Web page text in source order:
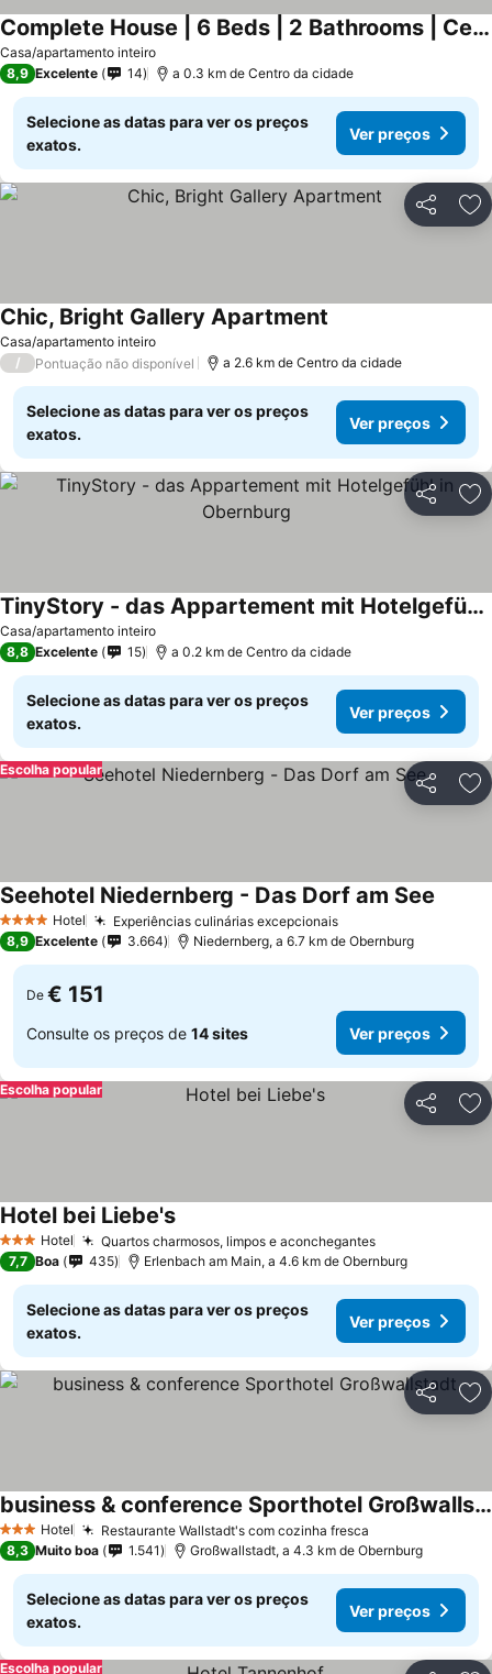
Casa/apartamento inteiro
Complete House | 6 Beds | 2 Bathrooms | Centrally Located
8,9 Excelente 14 a 0.3 km de Centro da cidade
Selecione as datas para ver os preços
exatos.
Ver preços
Partilhar
Casa/apartamento inteiro
Chic, Bright Gallery Apartment
/ Pontuação não disponível a 2.6 km de Centro da cidade
Selecione as datas para ver os preços
exatos.
Ver preços
Partilhar
Casa/apartamento inteiro
TinyStory - das Appartement mit Hotelgefühl in Obernburg
8,8 Excelente 15 a 0.2 km de Centro da cidade
Selecione as datas para ver os preços
exatos.
Ver preços
Partilhar
Escolha popular
4 EstrelasHotel Experiências culinárias excepcionais
Seehotel Niedernberg - Das Dorf am See
8,9 Excelente 3.664 Niedernberg, a 6.7 km de Obernburg
De € 151
Consulte os preços de 14 sites Ver preços
Partilhar
Escolha popular
3 EstrelasHotel Quartos charmosos, limpos e aconchegantes
Hotel bei Liebe's
7,7 Boa 435 Erlenbach am Main, a 4.6 km de Obernburg
Selecione as datas para ver os preços
exatos.
Ver preços
Partilhar
3 EstrelasHotel Restaurante Wallstadt's com cozinha fresca
business & conference Sporthotel Großwallstadt
8,3 Muito boa 1.541 Großwallstadt, a 4.3 km de Obernburg
Selecione as datas para ver os preços
exatos.
Ver preços
Escolha popular